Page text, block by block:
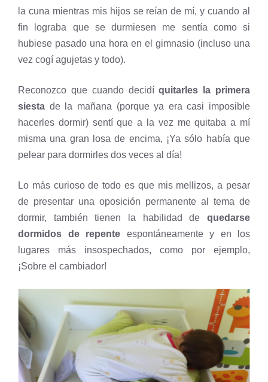
la cuna mientras mis hijos se reían de mí, y cuando al
fin lograba que se durmiesen me sentía como si
hubiese pasado una hora en el gimnasio (incluso una
vez cogí agujetas y todo).
Reconozco que cuando decidíquitarles la primera
siesta de la mañana (porque ya era casi imposible
hacerles dormir) sentí que a la vez me quitaba a mí
misma una gran losa de encima, ¡Ya sólo había que
pelear para dormirles dos veces al día!
Lo más curioso de todo es que mis mellizos, a pesar
de presentar una oposición permanente al tema de
dormir, también tienen la habilidad de quedarse
dormidos de repente espontáneamente y en los
lugares más insospechados, como por ejemplo,
¡Sobre el cambiador!